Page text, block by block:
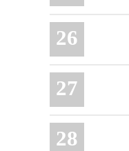
26
27
28